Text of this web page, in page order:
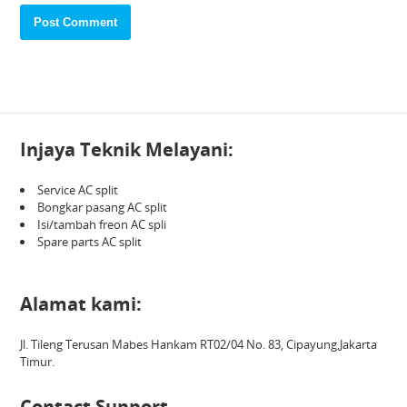
Injaya Teknik Melayani:
Service AC split
Bongkar pasang AC split
Isi/tambah freon AC spli
Spare parts AC split
Alamat kami:
Jl. Tileng Terusan Mabes Hankam RT02/04 No. 83, Cipayung,Jakarta
Timur.